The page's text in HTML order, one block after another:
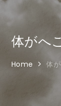
体がへ
Home 体